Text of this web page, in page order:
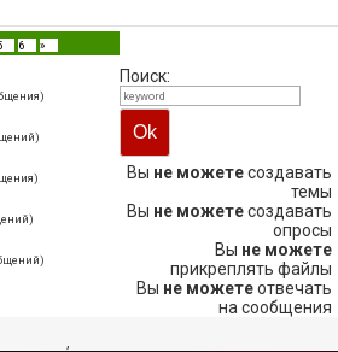
6 »
Поиск:
Вы не можетесоздавать
темы
Вы не можетесоздавать
опросы
Вы не можете
прикреплять файлы
Вы не можетеотвечать
на сообщения
,